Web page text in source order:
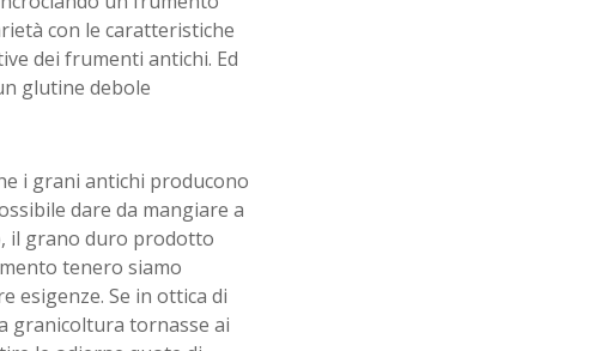
con le caratteristiche
dei frumenti antichi. Ed
glutine debole
i grani antichi producono
dare da mangiare a
il grano duro prodotto
tenero siamo
esigenze. Se in ottica di
granicoltura tornasse ai